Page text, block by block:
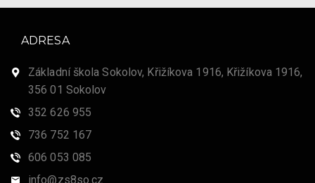
ADRESA
Základní škola Sokolov, Křižíkova 1916, Křižíkova 1916,
356 01 Sokolov
352 626 955
736 752 167
606 053 085
info@zs8so.cz